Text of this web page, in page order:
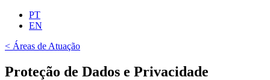
PT
EN
< Áreas de Atuação
Proteção de Dados e Privacidade